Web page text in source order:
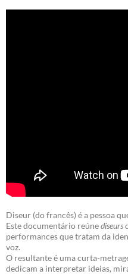
Diseur (do francês) é a pessoa
Este documentário reúnediseurs
performances que tratam da
voz.
O resultante é uma curta-
dedicam a interpretar ideias,